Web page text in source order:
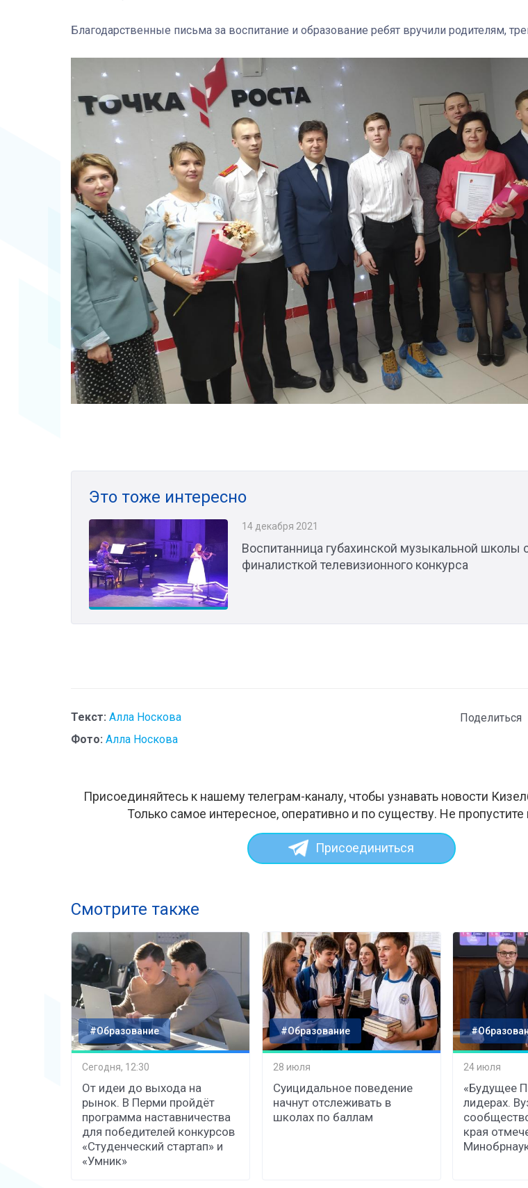
Благодарственные письма за воспитание и образование ребят вручили родителям,
Это тоже интересно
14 декабря 2021
Воспитанница губахинской музыкальной школы
финалисткой телевизионного конкурса
Текст: Алла Носкова
Фото: Алла Носкова
Поделиться
Присоединяйтесь к нашему телеграм-каналу, чтобы узнавать новости
Только самое интересное, оперативно и по существу. Не пропустите
Присоединиться
Смотрите также
#Образование
Сегодня, 12:30
От идеи до выхода на
рынок. В Перми пройдёт
программа наставничества
для победителей конкурсов
«Студенческий стартап» и
«Умник»
#Образование
28 июля
Суицидальное поведение
начнут отслеживать в
школах по баллам
24 июля
«Будущее
лидерах.
края